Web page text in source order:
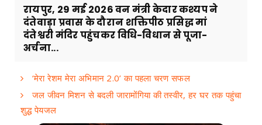
रायपुर, 29 मई 2026 वन मंत्री केदार कश्यप ने
दंतेवाड़ा प्रवास के दौरान शक्तिपीठ प्रसिद्ध मां
दंतेश्वरी मंदिर पहुंचकर विधि-विधान से पूजा-
अर्चना...
‘मेरा रेशम मेरा अभिमान 2.0’ का पहला चरण सफल
जल जीवन मिशन से बदली जारामोंगिया की तस्वीर, हर घर तक पहुंचा
शुद्ध पेयजल